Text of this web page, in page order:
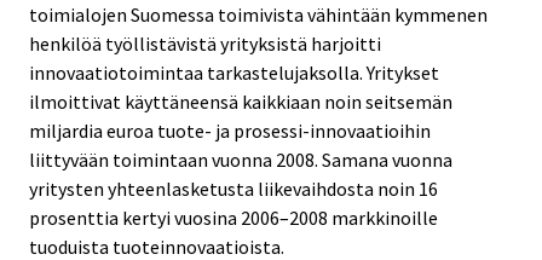
toimialojen Suomessa toimivista vähintään kymmenen
henkilöä työllistävistä yrityksistä harjoitti
innovaatiotoimintaa tarkastelujaksolla. Yritykset
ilmoittivat käyttäneensä kaikkiaan noin seitsemän
miljardia euroa tuote- ja prosessi-innovaatioihin
liittyvään toimintaan vuonna 2008. Samana vuonna
yritysten yhteenlasketusta liikevaihdosta noin 16
prosenttia kertyi vuosina 2006–2008 markkinoille
tuoduista tuoteinnovaatioista.